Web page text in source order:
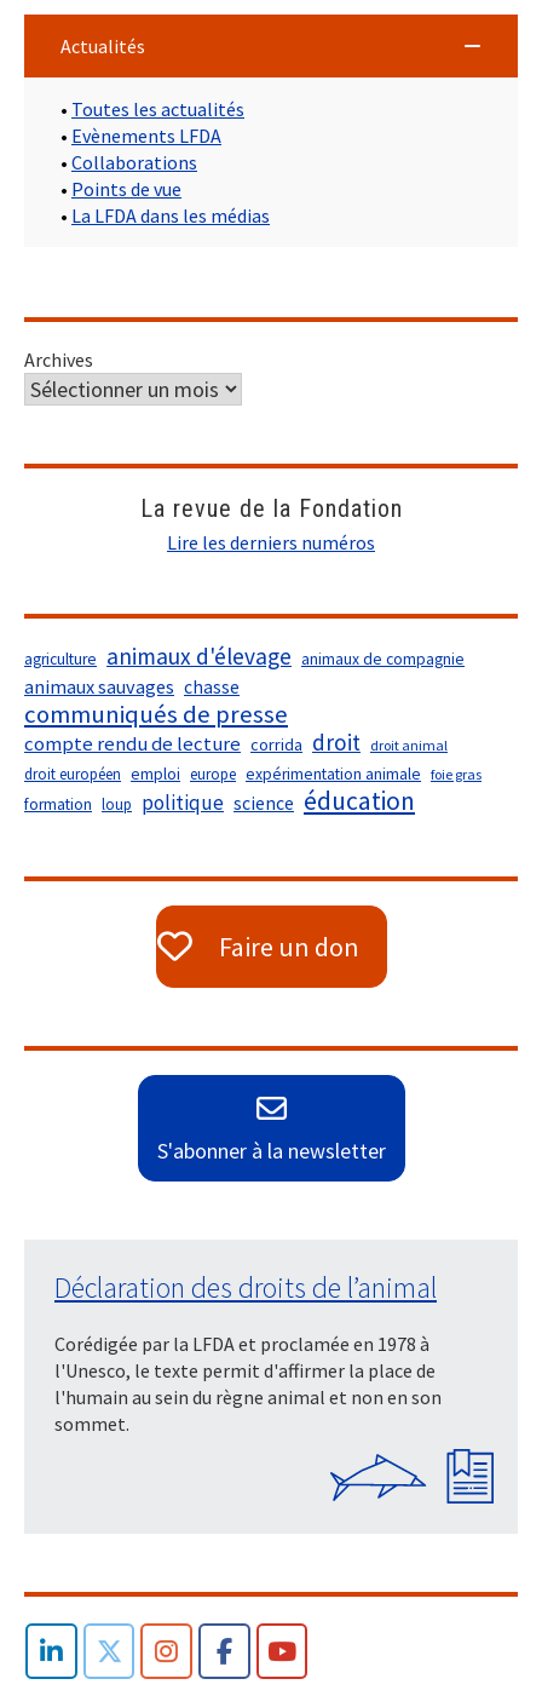
Actualités
• Toutes les actualités
• Evènements LFDA
• Collaborations
• Points de vue
• La LFDA dans les médias
Archives
La revue de la Fondation
Lire les derniers numéros
agriculture animaux d'élevage animaux de compagnie
animaux sauvages chasse
communiqués de presse
compte rendu de lecture corrida droit droit animal
droit européen emploi europe expérimentation animale foie gras
formation loup politique science éducation
Faire un don
S'abonner à la newsletter
Déclaration des droits de l’animal
Corédigée par la LFDA et proclamée en 1978 à
l'Unesco, le texte permit d'affirmer la place de
l'humain au sein du règne animal et non en son
sommet.